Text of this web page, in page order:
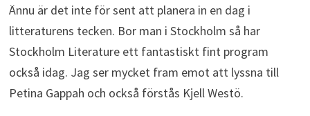
Ännu är det inte för sent att planera in en dag i
litteraturens tecken. Bor man i Stockholm så har
Stockholm Literature ett fantastiskt fint program
också idag. Jag ser mycket fram emot att lyssna till
Petina Gappah och också förstås Kjell Westö.